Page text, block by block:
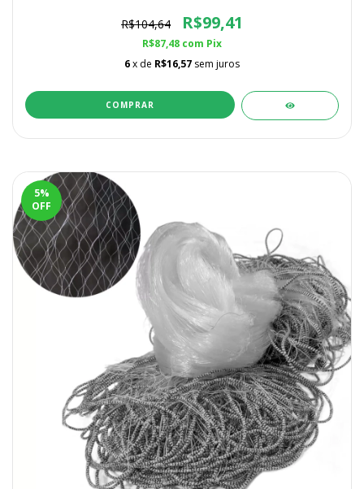
R$104,64
R$99,41
R$87,48 com Pix
6x de R$16,57 sem juros
COMPRAR
5%
OFF